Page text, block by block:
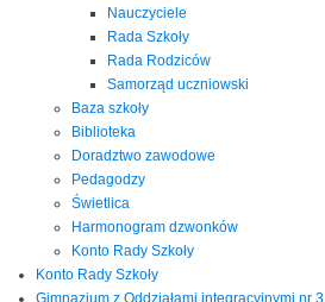
Nauczyciele
Rada Szkoły
Rada Rodziców
Samorząd uczniowski
Baza szkoły
Biblioteka
Doradztwo zawodowe
Pedagodzy
Świetlica
Harmonogram dzwonków
Konto Rady Szkoły
Konto Rady Szkoły